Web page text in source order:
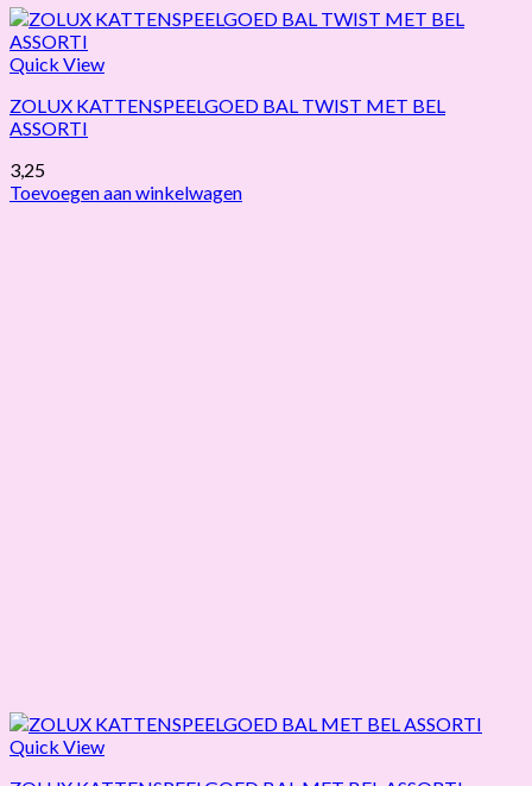
Quick View
ZOLUX KATTENSPEELGOED BAL TWIST MET BEL
ASSORTI
3,25
Toevoegen aan winkelwagen
Quick View